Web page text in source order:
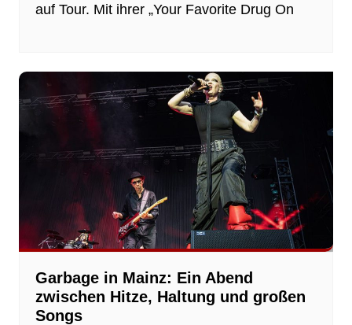
auf Tour. Mit ihrer „Your Favorite Drug On
Garbage in Mainz: Ein Abend
zwischen Hitze, Haltung und großen
Songs